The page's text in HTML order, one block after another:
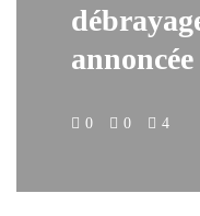
annoncée
0 0 4